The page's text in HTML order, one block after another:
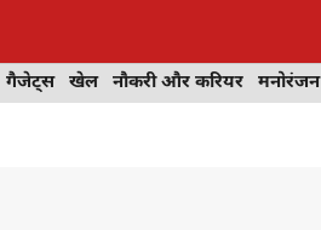
गैजेट्स खेल नौकरी और करियर मनोरंजन